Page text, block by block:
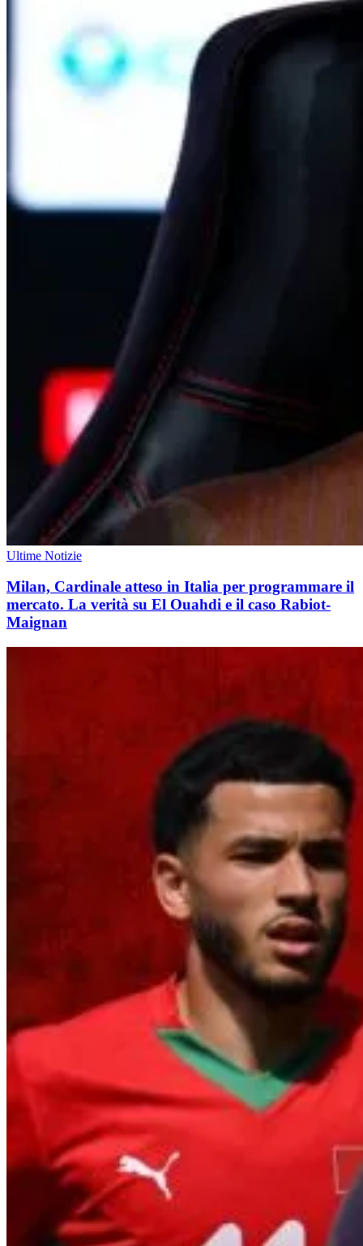
Ultime Notizie
Milan, Cardinale atteso in Italia per programmare il
mercato. La verità su El Ouahdi e il caso Rabiot-
Maignan